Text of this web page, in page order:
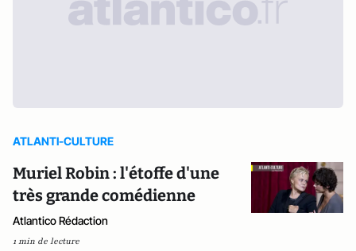
ATLANTI-CULTURE
Muriel Robin : l'étoffe d'une
très grande comédienne
Atlantico Rédaction
1 min de lecture